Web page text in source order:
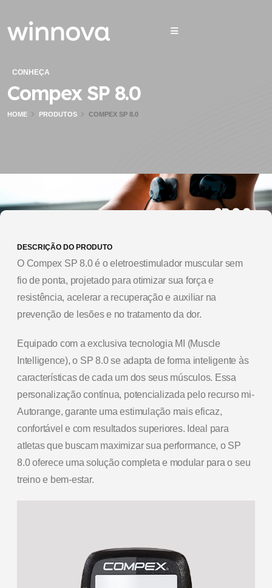
CONHEÇA
Compex SP 8.0
HOME PRODUTOS COMPEX SP 8.0
DESCRIÇÃO DO PRODUTO
O Compex SP 8.0 é o eletroestimulador muscular sem
fio de ponta, projetado para otimizar sua força e
resistência, acelerar a recuperação e auxiliar na
prevenção de lesões e no tratamento da dor.
Equipado com a exclusiva tecnologia MI (Muscle
Intelligence), o SP 8.0 se adapta de forma inteligente às
características de cada um dos seus músculos. Essa
personalização contínua, potencializada pelo recurso mi-
Autorange, garante uma estimulação mais eficaz,
confortável e com resultados superiores. Ideal para
atletas que buscam maximizar sua performance, o SP
8.0 oferece uma solução completa e modular para o seu
treino e bem-estar.